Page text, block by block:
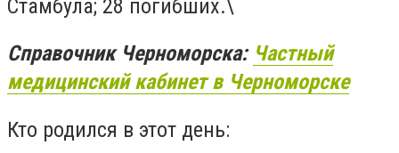
Стамбула; 28 погибших.\
Справочник Черноморска: Частный
медицинский кабинет в Черноморске
Кто родился в этот день: